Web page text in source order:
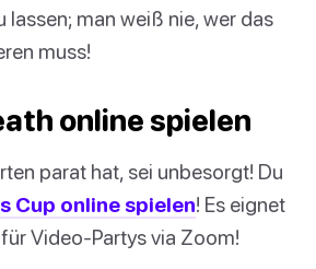
lassen; man weiß nie, wer das
muss!
online spielen
parat hat, sei unbesorgt! Du
Cup online spielen! Es eignet
Video-Partys via Zoom!